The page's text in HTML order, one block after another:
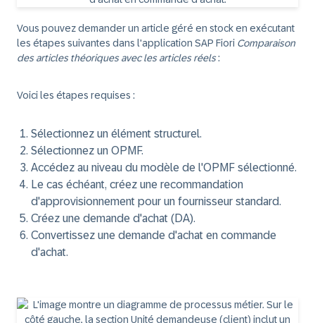
Vous pouvez demander un article géré en stock en exécutant
les étapes suivantes dans l'application SAP Fiori Comparaison
des articles théoriques avec les articles réels:
Voici les étapes requises :
Sélectionnez un élément structurel.
Sélectionnez un OPMF.
Accédez au niveau du modèle de l'OPMF sélectionné.
Le cas échéant, créez une recommandation
d'approvisionnement pour un fournisseur standard.
Créez une demande d'achat (DA).
Convertissez une demande d'achat en commande
d'achat.